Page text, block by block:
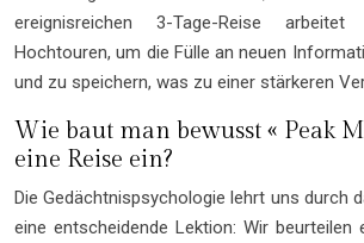
ereignisreichen 3-Tage-Reise
Hochtouren, um die Fülle an neuen
und zu speichern, was zu einer stärkeren
Wie baut man bewusst « Peak
eine Reise ein?
Die Gedächtnispsychologie lehrt uns durch
eine entscheidende Lektion: Wir beurteilen